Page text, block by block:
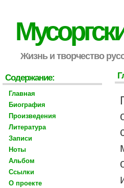
Жизнь и творчество
Содержание:
Главная
Биография
Произведения
Литература
Записи
Ноты
Альбом
Ссылки
О проекте